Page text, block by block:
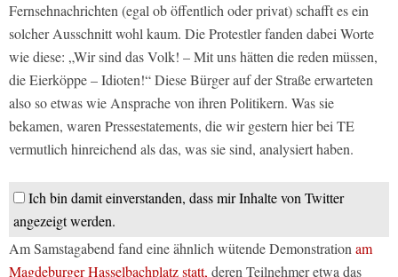
Fernsehnachrichten (egal ob öffentlich oder privat) schafft es ein
solcher Ausschnitt wohl kaum. Die Protestler fanden dabei Worte
wie diese: „Wir sind das Volk! – Mit uns hätten die reden müssen,
die Eierköppe – Idioten!“ Diese Bürger auf der Straße erwarteten
also so etwas wie Ansprache von ihren Politikern. Was sie
bekamen, waren Pressestatements, die wir gestern hier bei TE
vermutlich hinreichend als das, was sie sind, analysiert haben.
Ich bin damit einverstanden, dass mir Inhalte von Twitter
angezeigt werden.
Am Samstagabend fand eine ähnlich wütende Demonstrationam
Magdeburger Hasselbachplatz statt, deren Teilnehmer etwa das